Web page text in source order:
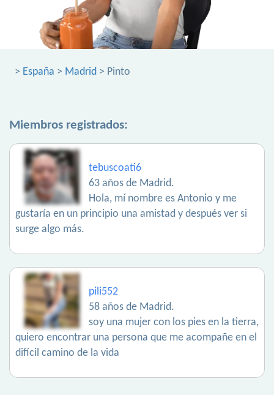
> España > Madrid > Pinto
Miembros registrados:
tebuscoati6
63 años de Madrid.
Hola, mí nombre es Antonio y me
gustaría en un principio una amistad y después ver si
surge algo más.
pili552
58 años de Madrid.
soy una mujer con los pies en la tierra,
quiero encontrar una persona que me acompañe en el
difícil camino de la vida